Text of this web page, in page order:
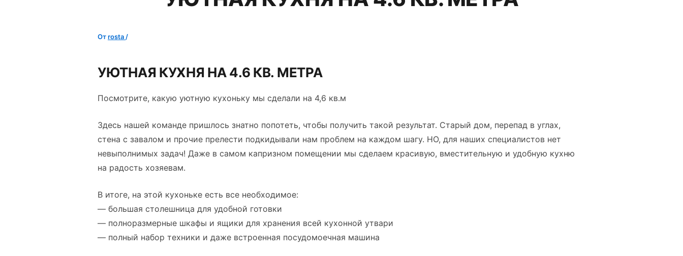
Отrosta /
УЮТНАЯ КУХНЯ НА 4.6 КВ. МЕТРА
Посмотрите, какую уютную кухоньку мы сделали на 4,6 кв.м
Здесь нашей команде пришлось знатно попотеть, чтобы получить такой результат. Старый дом, перепад в углах,
стена с завалом и прочие прелести подкидывали нам проблем на каждом шагу. НО, для наших специалистов нет
невыполнимых задач! Даже в самом капризном помещении мы сделаем красивую, вместительную и удобную кухню
на радость хозяевам.
В итоге, на этой кухоньке есть все необходимое:
— большая столешница для удобной готовки
— полноразмерные шкафы и ящики для хранения всей кухонной утвари
— полный набор техники и даже встроенная посудомоечная машина